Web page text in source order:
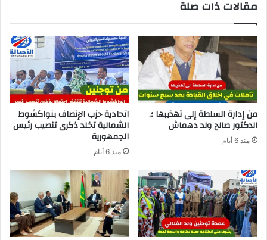
مقالات ذات صلة
من إدارة السلطة إلى تهذيبها ؛.
الدكتور صالح ولد دهماش
منذ 6 أيام
اتحادية حزب الإنصاف بنواكشوط
الشمالية تخلد ذكرى تنصيب رئيس
الجمهورية
منذ 6 أيام